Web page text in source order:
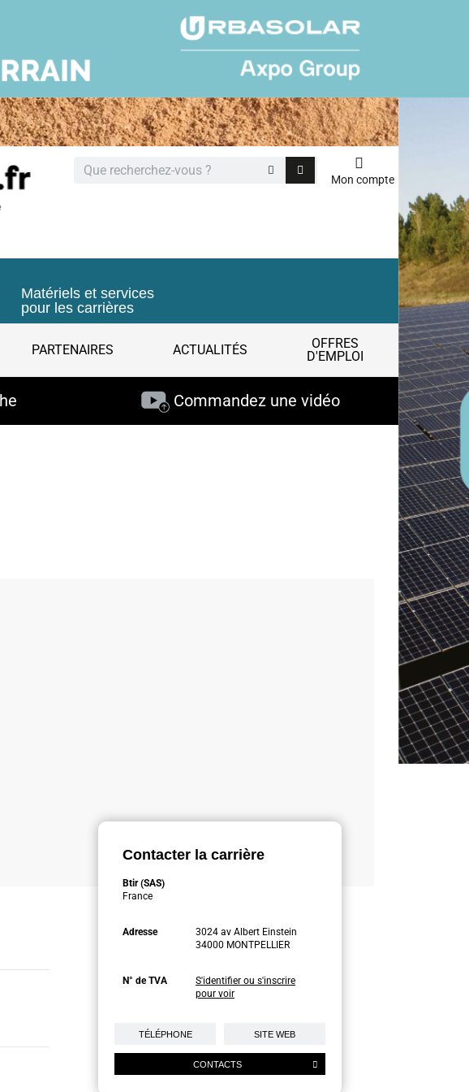
Matériels et services
pour les carrières
PARTENAIRES ACTUALITÉS
OFFRES
D'EMPLOI
Mon compte
Commandez une vidéo
Contacter la carrière
Btir (SAS)
France
Adresse
3024 av Albert Einstein
34000 MONTPELLIER
N° de TVA
S'identifier ou s'inscrire
pour voir
TÉLÉPHONE SITE WEB
CONTACTS